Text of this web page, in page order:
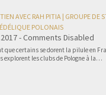
AVEC RAH PITIA | GROUPE DE
POLONAIS
- Comments Disabled
que certains se dorent la pilule en
explorent les clubs de Pologne à la…